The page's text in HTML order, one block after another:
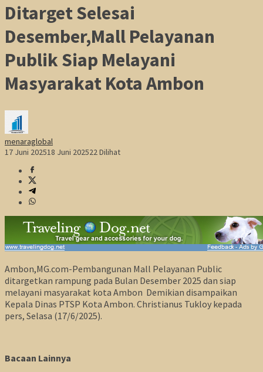
Ditarget Selesai
Desember,Mall Pelayanan
Publik Siap Melayani
Masyarakat Kota Ambon
menaraglobal
17 Juni 202518 Juni 202522 Dilihat
Ambon,MG.com-Pembangunan Mall Pelayanan Public
ditargetkan rampung pada Bulan Desember 2025 dan siap
melayani masyarakat kota Ambon Demikian disampaikan
Kepala Dinas PTSP Kota Ambon. Christianus Tukloy kepada
pers, Selasa (17/6/2025).
Bacaan Lainnya